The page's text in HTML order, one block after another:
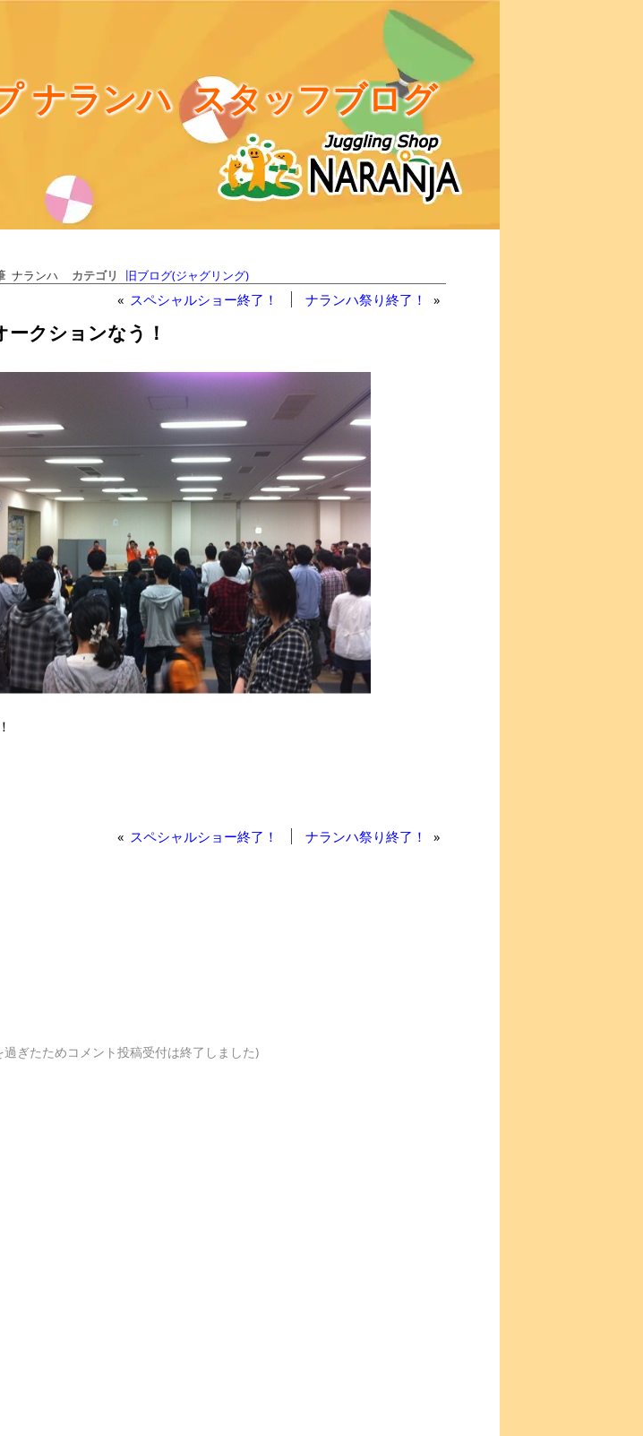
ナランハ スタッフブログ
ナランハ カテゴリ 旧ブログ(ジャグリング)
« スペシャルショー終了！ ナランハ祭り終了！ »
クションなう！
« スペシャルショー終了！ ナランハ祭り終了！ »
ぎたためコメント投稿受付は終了しました)